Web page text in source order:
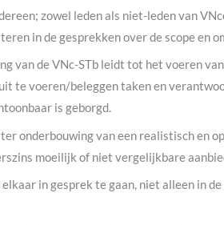
zowel leden als niet-leden van
in de gesprekken over de scope en
van de VNc-STb leidt tot het voeren
te voeren/beleggen taken en
is geborgd.
onderbouwing van een realistisch en
moeilijk of niet vergelijkbare
in gesprek te gaan, niet alleen in